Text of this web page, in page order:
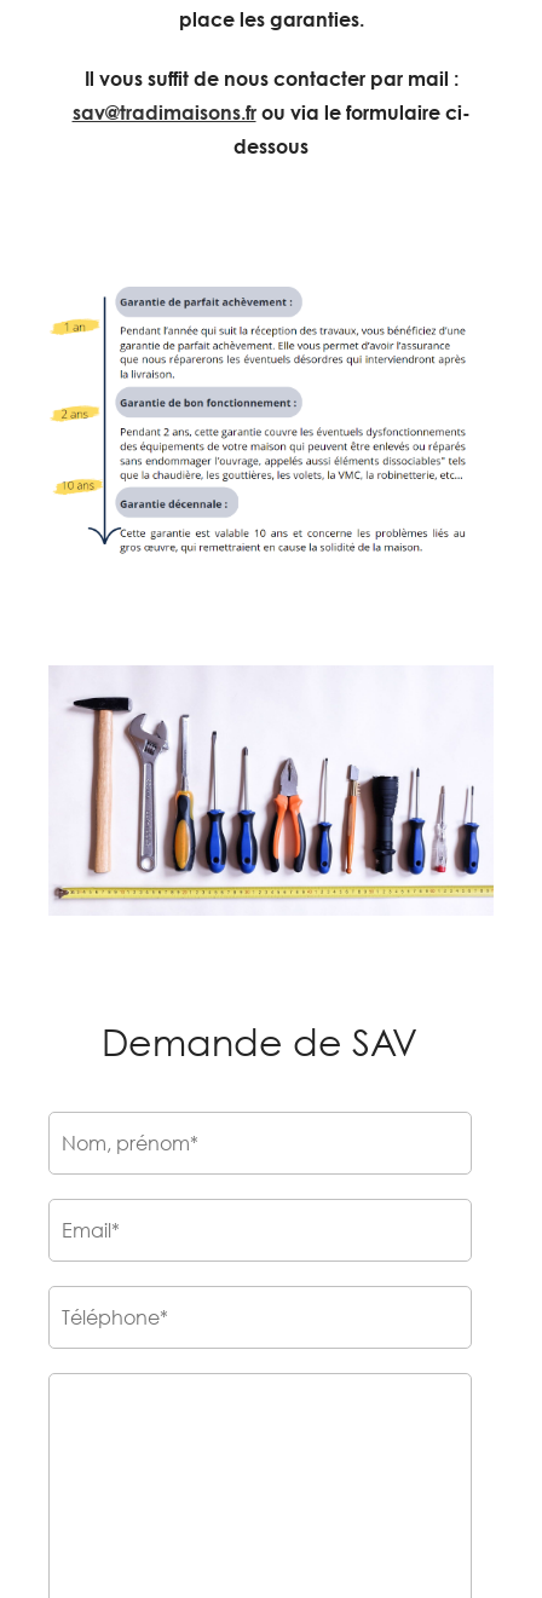
place les garanties.
Il vous suffit de nous contacter par mail :
sav@tradimaisons.frou via le formulaire ci-
dessous
Demande de SAV